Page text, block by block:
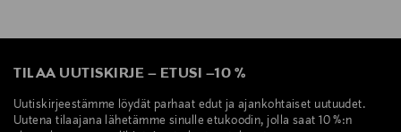
TILAA UUTISKIRJE – ETUSI –10 %
Uutiskirjeestämme löydät parhaat edut ja ajankohtaiset uutuudet.
Uutena tilaajana lähetämme sinulle etukoodin, jolla saat 10 %:n